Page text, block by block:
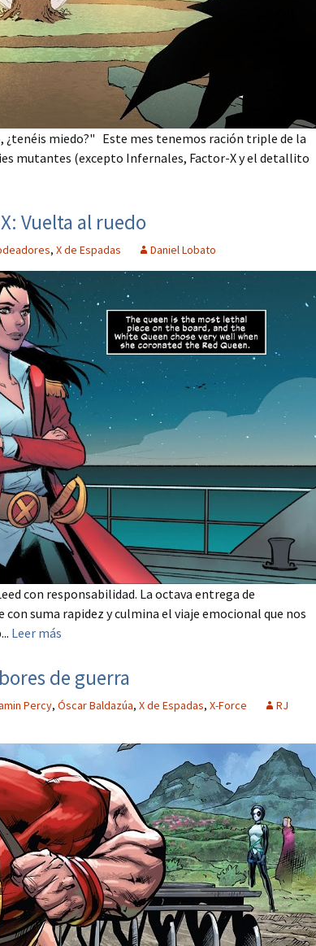
miedo?" Este mes tenemos ración triple de la
mutantes (excepto Infernales, Factor-X y el detallito
Vuelta al ruedo
, X de Espadas Daniel Lobato
con responsabilidad. La octava entrega de
suma rapidez y culmina el viaje emocional que nos
Leer más
de guerra
Percy, Óscar Baldazúa, X de Espadas, X-Force
RJ